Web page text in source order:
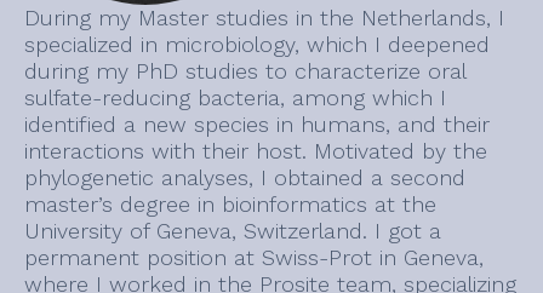
During my Master studies in the Netherlands, I
specialized in microbiology, which I deepened
during my PhD studies to characterize oral
sulfate-reducing bacteria, among which I
identified a new species in humans, and their
interactions with their host. Motivated by the
phylogenetic analyses, I obtained a second
master’s degree in bioinformatics at the
University of Geneva, Switzerland. I got a
permanent position at Swiss-Prot in Geneva,
where I worked in the Prosite team, specializing